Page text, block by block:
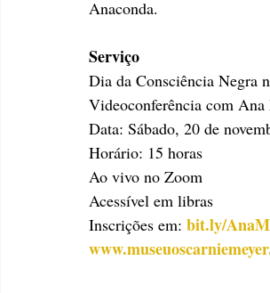
Anaconda.
Serviço
Dia da Consciência Negra
Videoconferência com
Data: Sábado, 20 de
Horário: 15 horas
Ao vivo no Zoom
Acessível em libras
Inscrições em: bit.ly/